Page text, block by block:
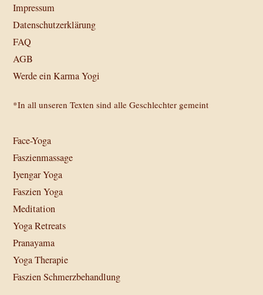
Impressum
Datenschutzerklärung
FAQ
AGB
Werde ein Karma Yogi
*In all unseren Texten sind alle Geschlechter gemeint
Face-Yoga
Faszienmassage
Iyengar Yoga
Faszien Yoga
Meditation
Yoga Retreats
Pranayama
Yoga Therapie
Faszien Schmerzbehandlung